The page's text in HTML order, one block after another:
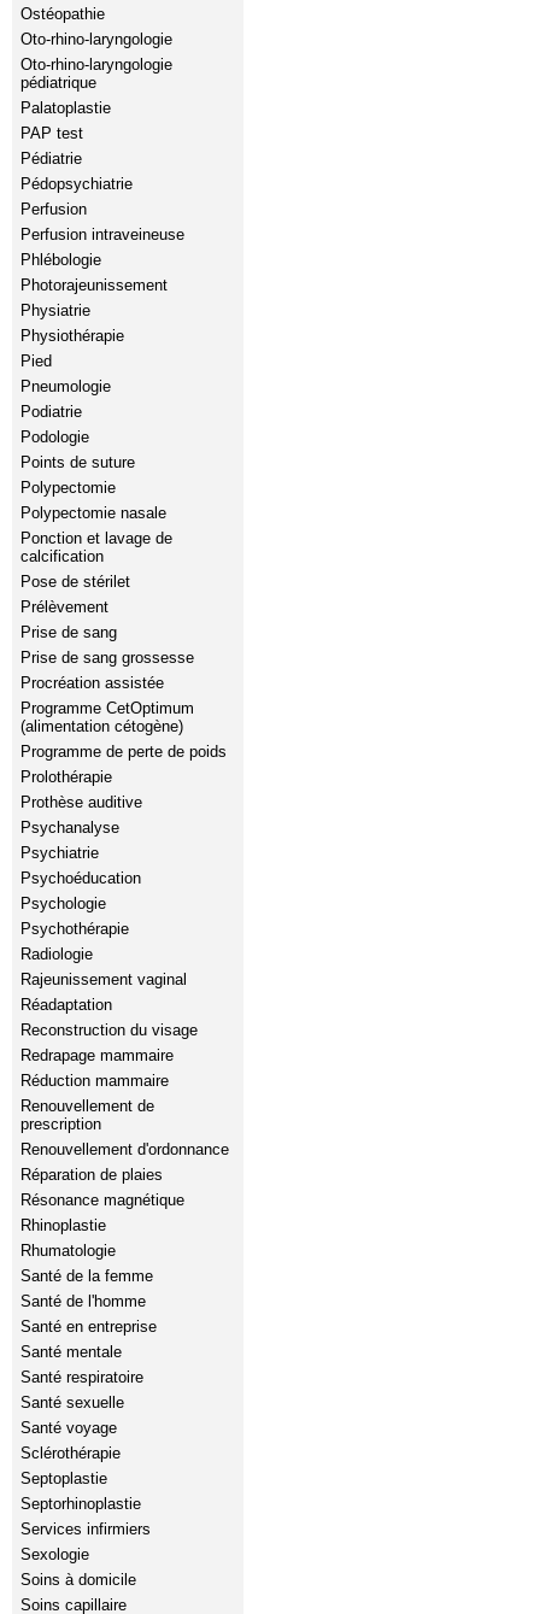
Ostéopathie
Oto-rhino-laryngologie
Oto-rhino-laryngologie
pédiatrique
Palatoplastie
PAP test
Pédiatrie
Pédopsychiatrie
Perfusion
Perfusion intraveineuse
Phlébologie
Photorajeunissement
Physiatrie
Physiothérapie
Pied
Pneumologie
Podiatrie
Podologie
Points de suture
Polypectomie
Polypectomie nasale
Ponction et lavage de
calcification
Pose de stérilet
Prélèvement
Prise de sang
Prise de sang grossesse
Procréation assistée
Programme CetOptimum
(alimentation cétogène)
Programme de perte de poids
Prolothérapie
Prothèse auditive
Psychanalyse
Psychiatrie
Psychoéducation
Psychologie
Psychothérapie
Radiologie
Rajeunissement vaginal
Réadaptation
Reconstruction du visage
Redrapage mammaire
Réduction mammaire
Renouvellement de
prescription
Renouvellement d'ordonnance
Réparation de plaies
Résonance magnétique
Rhinoplastie
Rhumatologie
Santé de la femme
Santé de l'homme
Santé en entreprise
Santé mentale
Santé respiratoire
Santé sexuelle
Santé voyage
Sclérothérapie
Septoplastie
Septorhinoplastie
Services infirmiers
Sexologie
Soins à domicile
Soins capillaire